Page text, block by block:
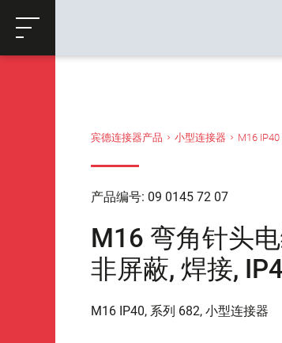
购物车
宾德连接器产品 小型连接器 M16 IP40
产品编号: 09 0145 72 07
M16 弯角针头
非屏蔽, 焊接,
M16 IP40, 系列 682, 小型连接器